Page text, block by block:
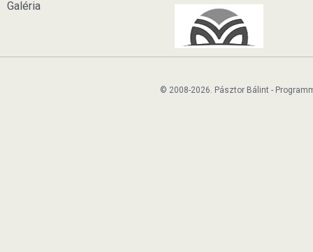
Galéria
© 2008-2026. Pásztor Bálint -